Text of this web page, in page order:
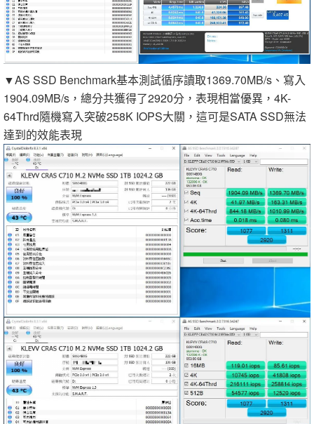
▼AS SSD Benchmark基本測試循序讀取1369.70MB/s、寫入
1904.09MB/s，總分共獲得了2920分，表現相當優異，4K-
64Thrd隨機寫入突破258K IOPS大關，這可是SATA SSD無法
達到的效能表現